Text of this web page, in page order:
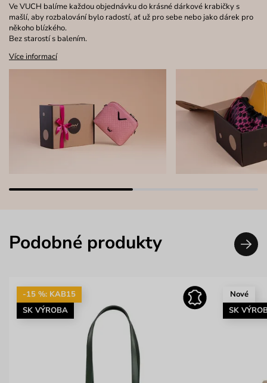
Ve VUCH balíme každou objednávku do krásné dárkové krabičky s
mašlí, aby rozbalování bylo radostí, ať už pro sebe nebo jako dárek pro
někoho blízkého.
Bez starostí s balením.
Více informací
Podobné produkty
-15 %: KAB15
SK VÝROBA
Nové
SK